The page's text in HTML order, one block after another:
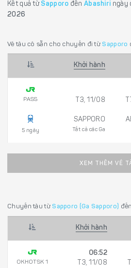
Kết quả từ Sapporo đến Abashiri ngày
2026
Vé tàu có sẵn cho chuyến đi từSapporo
Khởi hành
PASS
5 ngày
T3, 11/08
SAPPORO
Tất cả các Ga
XEM THÊM VÉ
Chuyến tàu từSapporo (Ga Sapporo) đến
Khởi hành
OKHOTSK 1
06:52
T3, 11/08